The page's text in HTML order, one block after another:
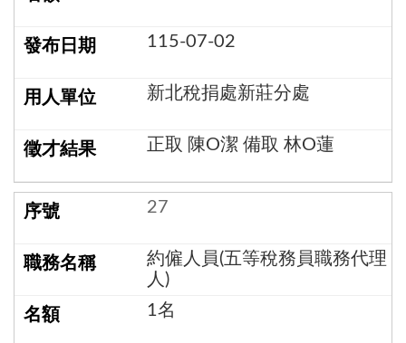
115-07-02
新北稅捐處新莊分處
正取 陳O潔 備取 林O蓮
27
約僱人員(五等稅務員職務代理
人)
1名